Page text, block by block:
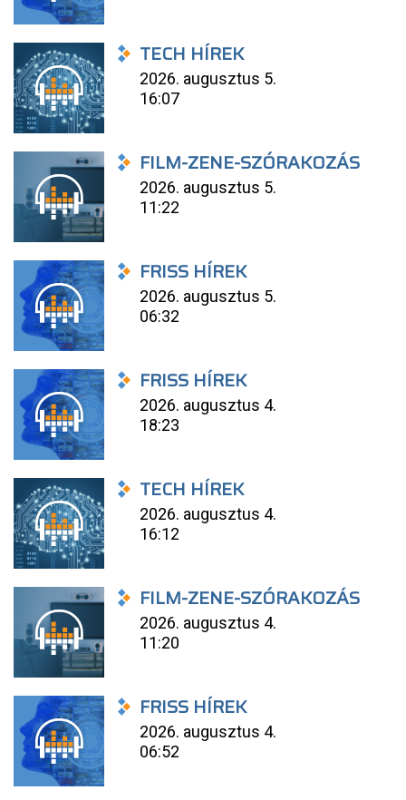
TECH HÍREK
2026. augusztus 5.
16:07
FILM-ZENE-SZÓRAKOZÁS
2026. augusztus 5.
11:22
FRISS HÍREK
2026. augusztus 5.
06:32
FRISS HÍREK
2026. augusztus 4.
18:23
TECH HÍREK
2026. augusztus 4.
16:12
FILM-ZENE-SZÓRAKOZÁS
2026. augusztus 4.
11:20
FRISS HÍREK
2026. augusztus 4.
06:52